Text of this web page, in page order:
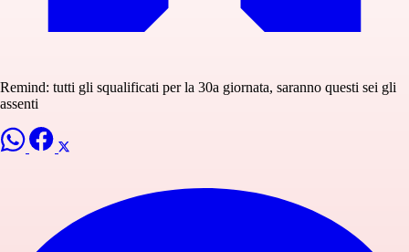
Remind: tutti gli squalificati per la 30a giornata, saranno questi sei gli
assenti